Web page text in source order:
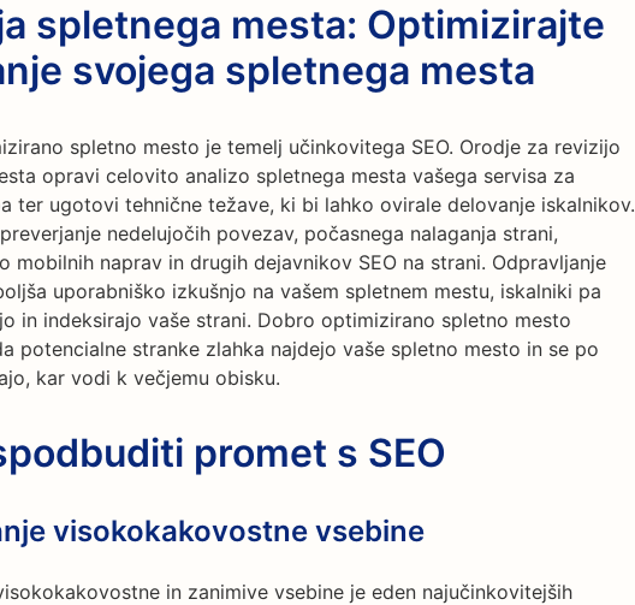
spletnega mesta: Optimizirajte
svojega spletnega mesta
spletno mesto je temelj učinkovitega SEO. Orodje za revizijo
opravi celovito analizo spletnega mesta vašega servisa za
ter ugotovi tehnične težave, ki bi lahko ovirale delovanje iskalnikov.
nedelujočih povezav, počasnega nalaganja strani,
mobilnih naprav in drugih dejavnikov SEO na strani. Odpravljanje
uporabniško izkušnjo na vašem spletnem mestu, iskalniki pa
in indeksirajo vaše strani. Dobro optimizirano spletno mesto
potencialne stranke zlahka najdejo vaše spletno mesto in se po
kar vodi k večjemu obisku.
promet s SEO
visokokakovostne vsebine
in zanimive vsebine je eden najučinkovitejših